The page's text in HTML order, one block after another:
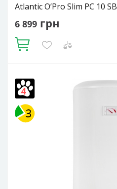
Atlantic O’Pro Slim PC 10 SB
6 899 грн
Купити
Мокрий
Потужність ТЕНа, Вт:
Електричний накопичувальний
Slim (Вузька) / Циліндрична